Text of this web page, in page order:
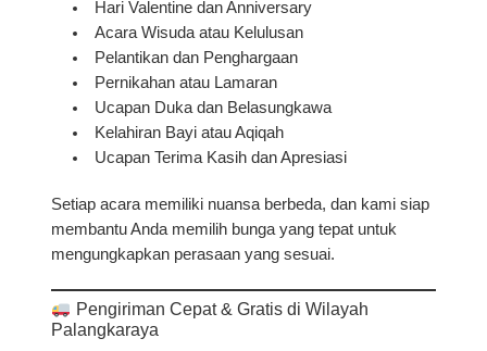
Hari Valentine dan Anniversary
Acara Wisuda atau Kelulusan
Pelantikan dan Penghargaan
Pernikahan atau Lamaran
Ucapan Duka dan Belasungkawa
Kelahiran Bayi atau Aqiqah
Ucapan Terima Kasih dan Apresiasi
Setiap acara memiliki nuansa berbeda, dan kami siap
membantu Anda memilih bunga yang tepat untuk
mengungkapkan perasaan yang sesuai.
Pengiriman Cepat & Gratis di Wilayah
Palangkaraya